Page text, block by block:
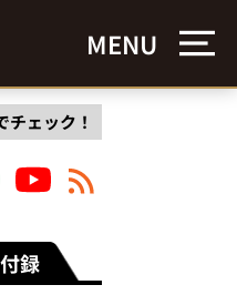
MENU
チェック！
録